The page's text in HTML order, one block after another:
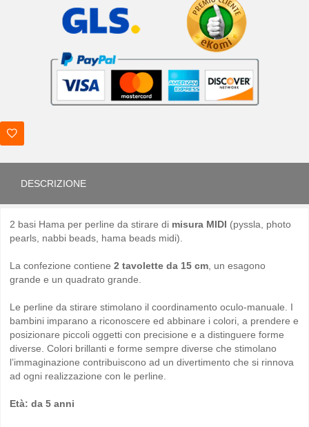
DESCRIZIONE
2 basi Hama per perline da stirare di misura MIDI (pyssla, photo
pearls, nabbi beads, hama beads midi).
La confezione contiene2 tavolette da 15 cm, un esagono
grande e un quadrato grande.
Le perline da stirare stimolano il coordinamento oculo-manuale. I
bambini imparano a riconoscere ed abbinare i colori, a prendere e
posizionare piccoli oggetti con precisione e a distinguere forme
diverse. Colori brillanti e forme sempre diverse che stimolano
l’immaginazione contribuiscono ad un divertimento che si rinnova
ad ogni realizzazione con le perline.
Età: da 5 anni